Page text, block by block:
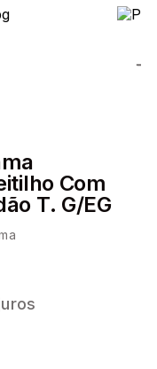
Com
T. G/EG
longo feminino